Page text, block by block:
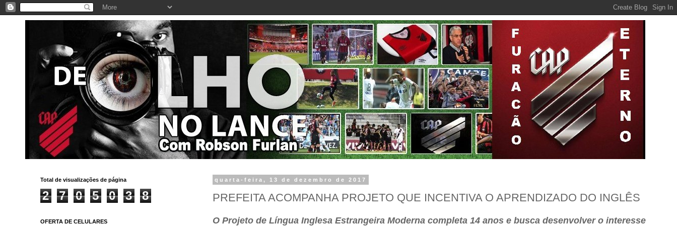
quarta-feira, 13 de dezembro de 2017
PREFEITA ACOMPANHA PROJETO QUE INCENTIVA O APRENDIZADO DO INGLÊS
O Projeto de Língua Inglesa Estrangeira Moderna completa 14 anos e busca desenvolver o interesse
Total de visualizações de página
2 7 0 5 0 3 8
OFERTA DE CELULARES